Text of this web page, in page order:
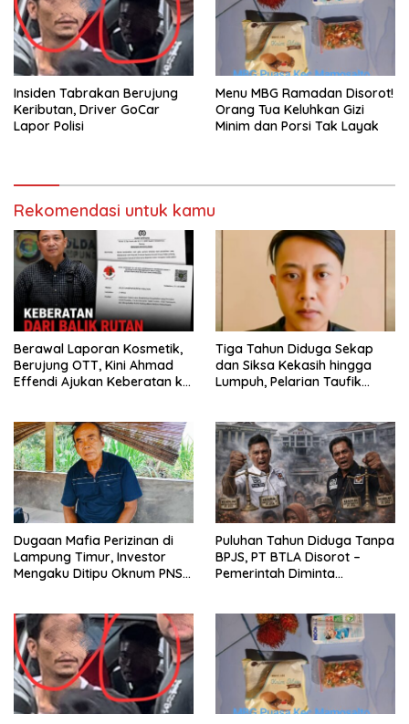
Insiden Tabrakan Berujung
Keributan, Driver GoCar
Lapor Polisi
Menu MBG Ramadan Disorot!
Orang Tua Keluhkan Gizi
Minim dan Porsi Tak Layak
Rekomendasi untuk kamu
Berawal Laporan Kosmetik,
Berujung OTT, Kini Ahmad
Effendi Ajukan Keberatan ke
Tiga Tahun Diduga Sekap
dan Siksa Kekasih hingga
Lumpuh, Pelarian Taufik
Dugaan Mafia Perizinan di
Lampung Timur, Investor
Mengaku Ditipu Oknum PNS
Puluhan Tahun Diduga Tanpa
BPJS, PT BTLA Disorot –
Pemerintah Diminta